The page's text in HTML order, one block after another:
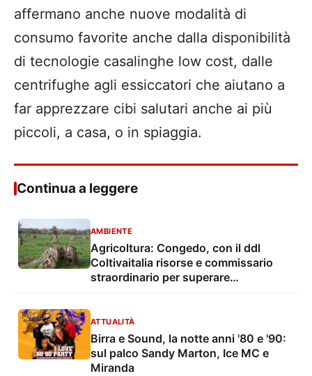
affermano anche nuove modalità di
consumo favorite anche dalla disponibilità
di tecnologie casalinghe low cost, dalle
centrifughe agli essiccatori che aiutano a
far apprezzare cibi salutari anche ai più
piccoli, a casa, o in spiaggia.
Continua a leggere
AMBIENTE
Agricoltura: Congedo, con il ddl
Coltivaitalia risorse e commissario
straordinario per superare
ATTUALITÀ
Birra e Sound, la notte anni '80 e '90:
sul palco Sandy Marton, Ice MC e
Miranda